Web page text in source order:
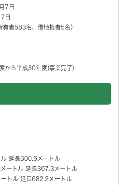
7日
日
者583名、借地権者5名）
から平成30年度(事業完了)
ル 延長300.6メートル
メートル 延長367.3メートル
トル 延長682.2メートル